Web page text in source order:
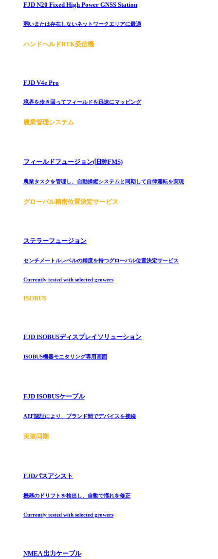
FJD N20 Fixed High Power GNSS Station
弱いまたは存在しないネットワークエリアに最適
ハンドヘルドRTK受信機
FJD V4e Pro
境界を歩き回ってフィールドを迅速にマッピング
農業管理システム
フィールドフュージョン(旧称FMS)
農業タスクを管理し、自動操縦システムと同期して自律運転を実現
グローバル精密位置決定サービス
ステラーフュージョン
センチメートルレベルの精度を持つグローバル位置決定サービス
Currently tested with selected growers
ISOBUS
FJD ISOBUSディスプレイソリューション
ISOBUS機器モニタリング専用画面
FJD ISOBUSケーブル
AEF認証により、ブランド間でデバイスを接続
実装同期
FJDパスアシスト
機器のドリフトを検出し、自動で揺れを修正
Currently tested with selected growers
NMEA 出力ケーブル